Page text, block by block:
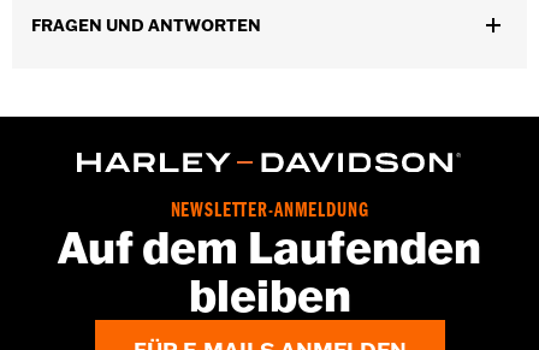
Herkunft:Importiert
FRAGEN UND ANTWORTEN
NEWSLETTER-ANMELDUNG
Auf dem Laufenden
bleiben